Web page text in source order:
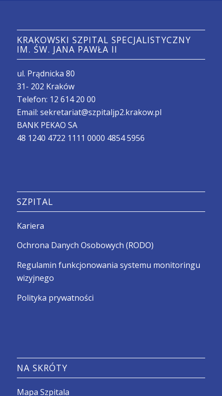
KRAKOWSKI SZPITAL SPECJALISTYCZNY
IM. ŚW. JANA PAWŁA II
ul. Prądnicka 80
31- 202 Kraków
Telefon: 12 614 20 00
Email: sekretariat@szpitaljp2.krakow.pl
BANK PEKAO SA
48 1240 4722 1111 0000 4854 5956
SZPITAL
Kariera
Ochrona Danych Osobowych (RODO)
Regulamin funkcjonowania systemu monitoringu
wizyjnego
Polityka prywatności
NA SKRÓTY
Mapa Szpitala